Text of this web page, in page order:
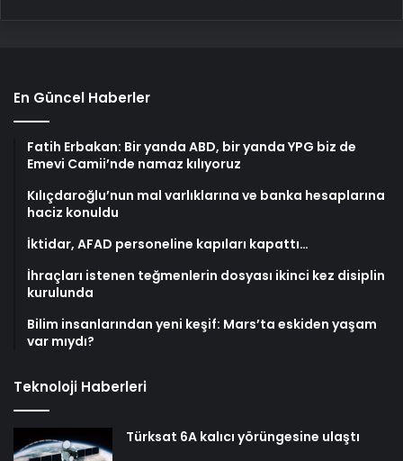
En Güncel Haberler
Fatih Erbakan: Bir yanda ABD, bir yanda YPG biz de
Emevi Camii’nde namaz kılıyoruz
Kılıçdaroğlu’nun mal varlıklarına ve banka hesaplarına
haciz konuldu
İktidar, AFAD personeline kapıları kapattı…
İhraçları istenen teğmenlerin dosyası ikinci kez disiplin
kurulunda
Bilim insanlarından yeni keşif: Mars’ta eskiden yaşam
var mıydı?
Teknoloji Haberleri
Türksat 6A kalıcı yörüngesine ulaştı